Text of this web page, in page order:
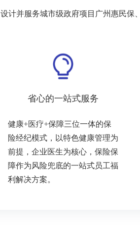
设计并服务城市级政府项目广州惠民保
省心的一站式服务
健康+医疗+保障三位一体的保
险经纪模式，以特色健康管理为
前提，企业医生为核心，保险保
障作为风险兜底的一站式员工福
利解决方案。